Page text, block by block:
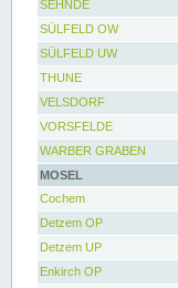
SEHNDE
SÜLFELD OW
SÜLFELD UW
THUNE
VELSDORF
VORSFELDE
WARBER GRABEN
MOSEL
Cochem
Detzem OP
Detzem UP
Enkirch OP